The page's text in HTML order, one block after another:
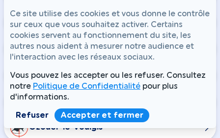
Crisenoy
Fouju
Guignes
Ozouer-le-Voulgis
Ce site utilise des cookies et vous donne le contrôle
sur ceux que vous souhaitez activer. Certains
cookies servent au fonctionnement du site, les
autres nous aident à mesurer notre audience et
l'interaction avec les réseaux sociaux.
Vous pouvez les accepter ou les refuser. Consultez
notre Politique de Confidentialité pour plus
d'informations.
Refuser Accepter et fermer